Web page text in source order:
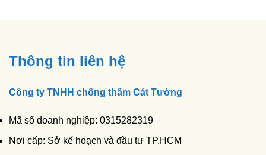
Thông tin liên hệ
Công ty TNHH chống thấm Cát Tường
Mã số doanh nghiệp: 0315282319
Nơi cấp: Sở kế hoạch và đầu tư TP.HCM